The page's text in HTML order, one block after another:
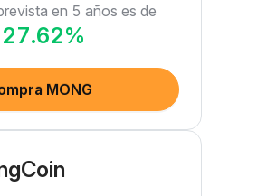
en 5 años es de
27.62%
MONG